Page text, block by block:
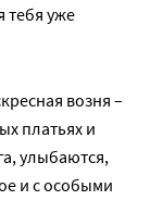
тебя уже
возня –
платьях и
улыбаются,
и с особыми